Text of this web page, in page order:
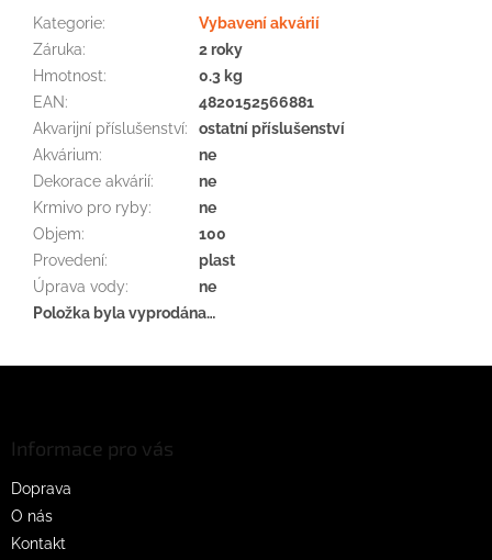
Kategorie:
Vybavení akvárií
Záruka:
2 roky
Hmotnost:
0.3 kg
EAN:
4820152566881
Akvarijní příslušenství:
ostatní příslušenství
Akvárium:
ne
Dekorace akvárií:
ne
Krmivo pro ryby:
ne
Objem:
100
Provedení:
plast
Úprava vody:
ne
Položka byla vyprodána…
Informace pro vás
Doprava
O nás
Kontakt